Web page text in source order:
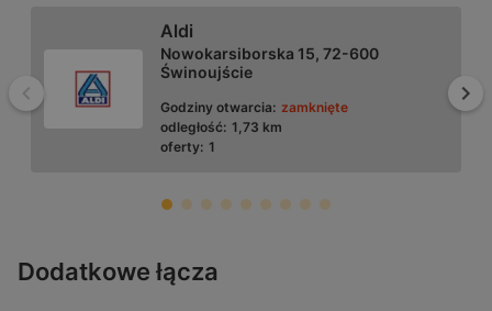
Wstecz
Aldi
Nowokarsiborska 15, 72-600
Świnoujście
Godziny otwarcia: zamknięte
odległość: 1,73 km
oferty: 1
Fińska 4, 72-602 Świnoujście
Dodatkowe łącza